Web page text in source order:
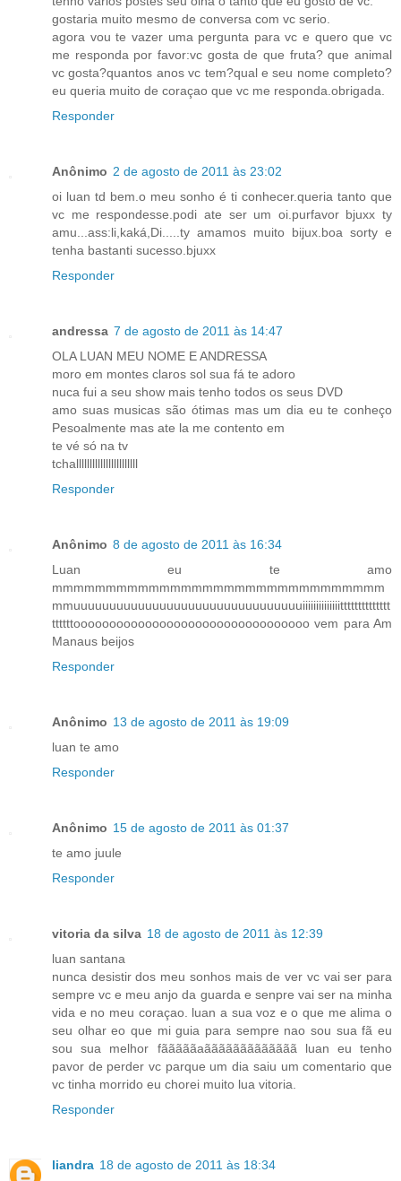
gostaria muito mesmo de conversa com vc serio.
agora vou te vazer uma pergunta para vc e quero que vc
me responda por favor:vc gosta de que fruta? que animal
vc gosta?quantos anos vc tem?qual e seu nome completo?
eu queria muito de coraçao que vc me responda.obrigada.
Responder
Anônimo 2 de agosto de 2011 às 23:02
oi luan td bem.o meu sonho é ti conhecer.queria tanto que
vc me respondesse.podi ate ser um oi.purfavor bjuxx ty
amu...ass:li,kaká,Di.....ty amamos muito bijux.boa sorty e
tenha bastanti sucesso.bjuxx
Responder
andressa 7 de agosto de 2011 às 14:47
OLA LUAN MEU NOME E ANDRESSA
moro em montes claros sol sua fá te adoro
nuca fui a seu show mais tenho todos os seus DVD
amo suas musicas são ótimas mas um dia eu te conheço
Pesoalmente mas ate la me contento em
te vé só na tv
tchalllllllllllllllllllllll
Responder
Anônimo 8 de agosto de 2011 às 16:34
Luan eu te amo
mmmmmmmmmmmmmmmmmmmmmmmmmmmmmmm
mmuuuuuuuuuuuuuuuuuuuuuuuuuuuuuuuuiiiiiiiiiiiiiitttttttttttttt
ttttttooooooooooooooooooooooooooooooooo vem para Am
Manaus beijos
Responder
Anônimo 13 de agosto de 2011 às 19:09
luan te amo
Responder
Anônimo 15 de agosto de 2011 às 01:37
te amo juule
Responder
vitoria da silva 18 de agosto de 2011 às 12:39
luan santana
nunca desistir dos meu sonhos mais de ver vc vai ser para
sempre vc e meu anjo da guarda e senpre vai ser na minha
vida e no meu coraçao. luan a sua voz e o que me alima o
seu olhar eo que mi guia para sempre nao sou sua fã eu
sou sua melhor fãããããaããããããããããããã luan eu tenho
pavor de perder vc parque um dia saiu um comentario que
vc tinha morrido eu chorei muito lua vitoria.
Responder
liandra 18 de agosto de 2011 às 18:34